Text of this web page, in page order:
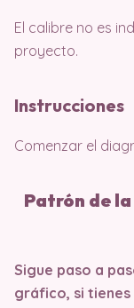
El calibre no es
proyecto.
Instrucciones
Comenzar el
Patrón de
Sigue paso a
gráfico, si